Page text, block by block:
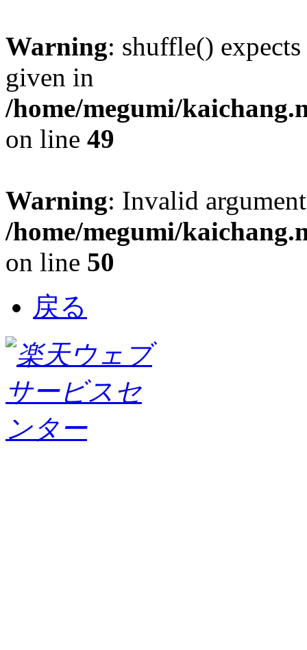
Warning: shuffle()
given in
/home/megumi/
on line 49
Warning: Invalid
/home/megumi/
on line 50
戻る